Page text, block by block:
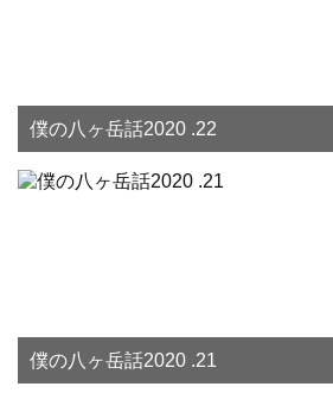
僕の八ヶ岳話2020 .22
僕の八ヶ岳話2020 .21